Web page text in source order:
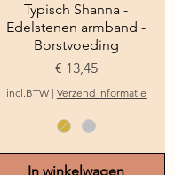
Snel overzicht
Typisch Shanna -
Edelstenen armband -
Borstvoeding
Prijs
€ 13,45
incl.BTW | Verzend informatie
In winkelwagen